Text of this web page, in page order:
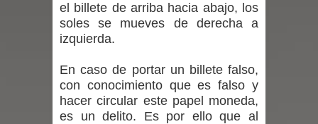
emergencia.
Del anime al K-pop: especialistas U.
de Chile analizan el creciente interés
por las culturas japonesa y coreana
el billete de arriba hacia abajo, los
soles se mueves de derecha a
izquierda.
En caso de portar un billete falso,
con conocimiento que es falso y
hacer circular este papel moneda,
es un delito. Es por ello que al